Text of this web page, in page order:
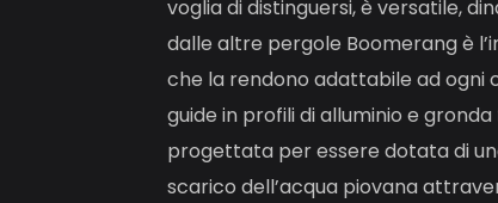
voglia di distinguersi, è versatile,
dalle altre pergole Boomerang è
che la rendono adattabile ad ogni
guide in profili di alluminio e
progettata per essere dotata di
scarico dell’acqua piovana